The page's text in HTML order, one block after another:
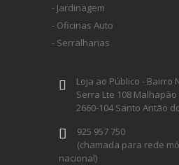
- Jardinagem
- Oficinas Auto
- Serralharias
Loja ao Público - Bairro
Serra Lte 108 Malhapão
2660-104 Santo Antão
925 957 750
(chamada para rede
nacional)